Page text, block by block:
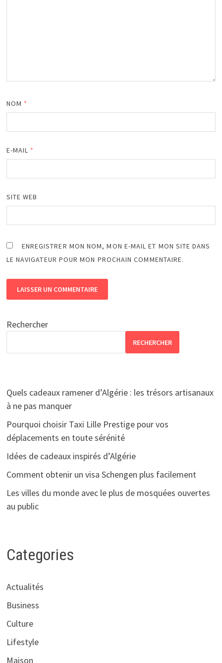
NOM *
E-MAIL *
SITE WEB
ENREGISTRER MON NOM, MON E-MAIL ET MON SITE DANS
LE NAVIGATEUR POUR MON PROCHAIN COMMENTAIRE.
Rechercher
RECHERCHER
Quels cadeaux ramener d’Algérie : les trésors artisanaux
à ne pas manquer
Pourquoi choisir Taxi Lille Prestige pour vos
déplacements en toute sérénité
Idées de cadeaux inspirés d’Algérie
Comment obtenir un visa Schengen plus facilement
Les villes du monde avec le plus de mosquées ouvertes
au public
Categories
Actualités
Business
Culture
Lifestyle
Maison